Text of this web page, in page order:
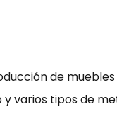
de
varios tipos de